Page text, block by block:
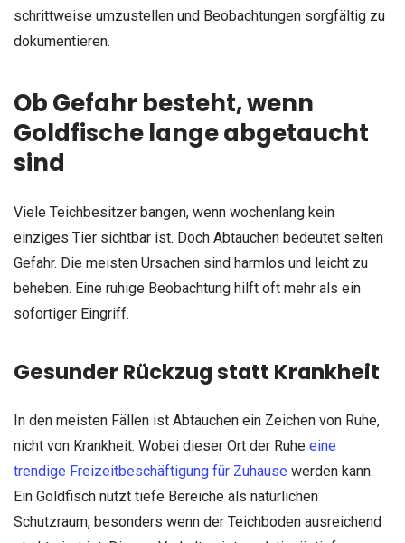
schrittweise umzustellen und Beobachtungen sorgfältig zu
dokumentieren.
Ob Gefahr besteht, wenn
Goldfische lange abgetaucht
sind
Viele Teichbesitzer bangen, wenn wochenlang kein
einziges Tier sichtbar ist. Doch Abtauchen bedeutet selten
Gefahr. Die meisten Ursachen sind harmlos und leicht zu
beheben. Eine ruhige Beobachtung hilft oft mehr als ein
sofortiger Eingriff.
Gesunder Rückzug statt Krankheit
In den meisten Fällen ist Abtauchen ein Zeichen von Ruhe,
nicht von Krankheit. Wobei dieser Ort der Ruhe eine
trendige Freizeitbeschäftigung für Zuhause werden kann.
Ein Goldfisch nutzt tiefe Bereiche als natürlichen
Schutzraum, besonders wenn der Teichboden ausreichend